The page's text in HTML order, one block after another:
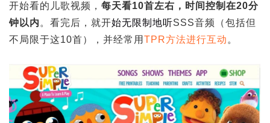
开始看的儿歌视频， 每天看10首左右，时间控制在20分
钟以内。看完后，就开始无限制地听SSS音频（包括但
不局限于这10首），并经常用 TPR方法进行互动。